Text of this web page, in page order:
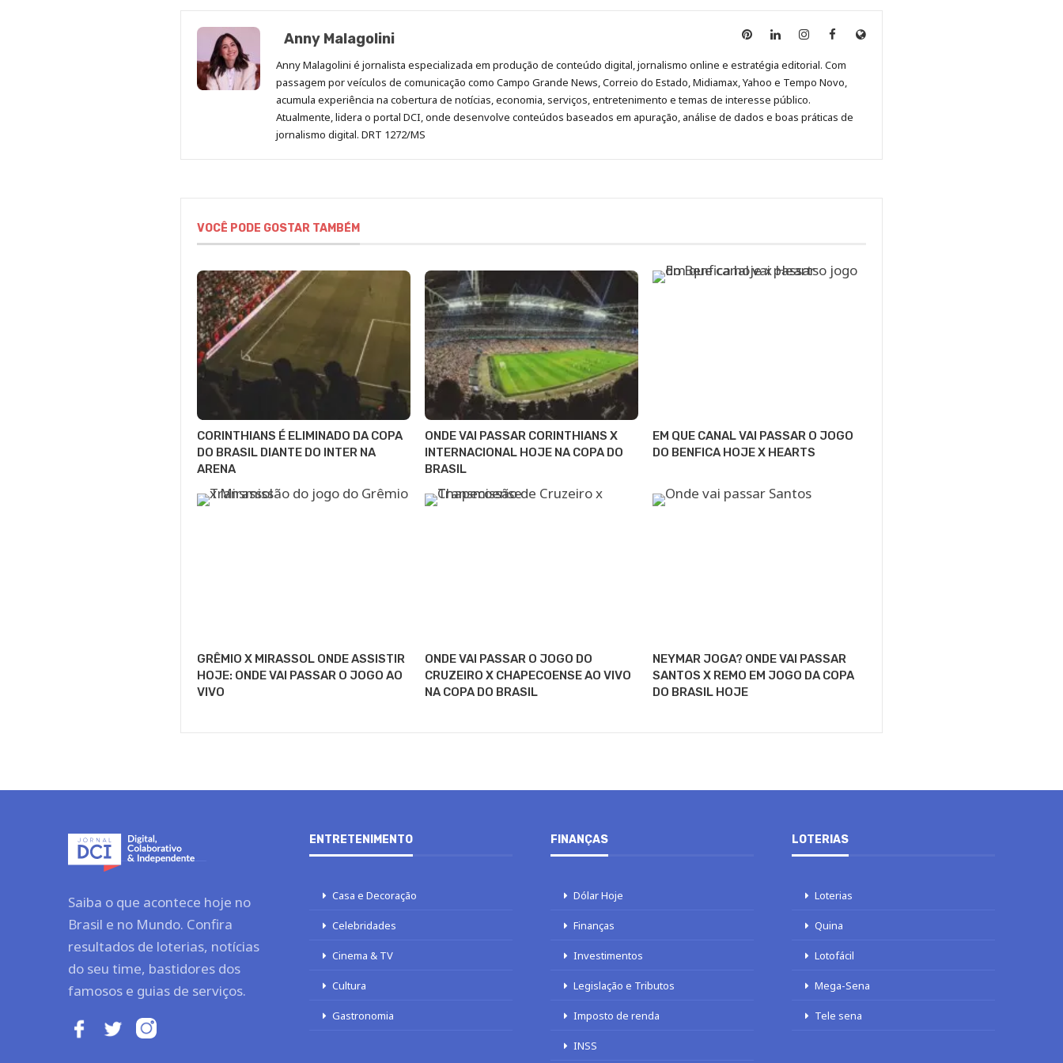
Anny Malagolini
Anny
no
Pinterest
Anny
no
LinkedIn
Anny
no
Instagram
Anny
no
Facebook
Site
Anny Malagolini é jornalista especializada em produção de conteúdo digital, jornalismo online e estratégia editorial. Com
passagem por veículos de comunicação como Campo Grande News, Correio do Estado, Midiamax, Yahoo e Tempo Novo,
acumula experiência na cobertura de notícias, economia, serviços, entretenimento e temas de interesse público.
Atualmente, lidera o portal DCI, onde desenvolve conteúdos baseados em apuração, análise de dados e boas práticas de
jornalismo digital. DRT 1272/MS
VOCÊ PODE GOSTAR TAMBÉM
CORINTHIANS É ELIMINADO DA COPA
DO BRASIL DIANTE DO INTER NA
ARENA
ONDE VAI PASSAR CORINTHIANS X
INTERNACIONAL HOJE NA COPA DO
BRASIL
EM QUE CANAL VAI PASSAR O JOGO
DO BENFICA HOJE X HEARTS
GRÊMIO X MIRASSOL ONDE ASSISTIR
HOJE: ONDE VAI PASSAR O JOGO AO
VIVO
ONDE VAI PASSAR O JOGO DO
CRUZEIRO X CHAPECOENSE AO VIVO
NA COPA DO BRASIL
NEYMAR JOGA? ONDE VAI PASSAR
SANTOS X REMO EM JOGO DA COPA
DO BRASIL HOJE
Saiba o que acontece hoje no
Brasil e no Mundo. Confira
resultados de loterias, notícias
do seu time, bastidores dos
famosos e guias de serviços.
ENTRETENIMENTO
Casa e Decoração
Celebridades
Cinema & TV
Cultura
Gastronomia
FINANÇAS
Dólar Hoje
Finanças
Investimentos
Legislação e Tributos
Imposto de renda
INSS
LOTERIAS
Loterias
Quina
Lotofácil
Mega-Sena
Tele sena